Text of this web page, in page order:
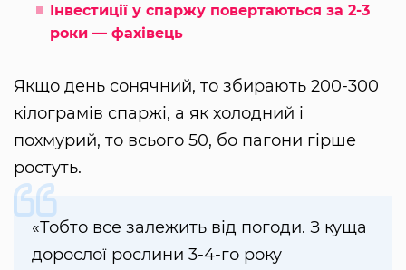
Інвестиції у спаржу повертаються за 2-3
роки — фахівець
Якщо день сонячний, то збирають 200-300
кілограмів спаржі, а як холодний і
похмурий, то всього 50, бо пагони гірше
ростуть.
«Тобто все залежить від погоди. З куща
дорослої рослини 3-4-го року